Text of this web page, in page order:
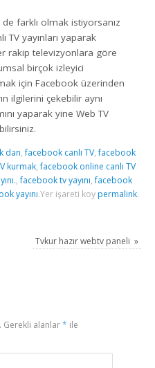
farklı olmak istiyorsanız
TV yayınları yaparak
rakip televizyonlara göre
birçok izleyici
için Facebook üzerinden
ilgilerini çekebilir aynı
yaparak yine Web TV
dan,facebook canlı TV,facebook
kurmak,facebook online canlı TV
,facebook tv yayını,facebook
yayını.Yer işareti koy permalink.
Tvkur hazır webtv paneli »
Gerekli alanlar* ile